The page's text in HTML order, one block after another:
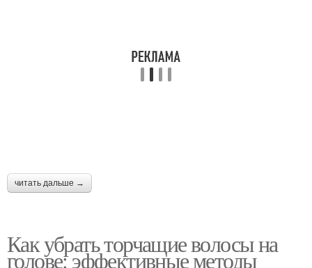
Волос из-за
хозяйственного мыла
Проблема с волосами Жирные волосы
читать дальше →
Как убрать торчащие волосы на
голове: эффективные методы